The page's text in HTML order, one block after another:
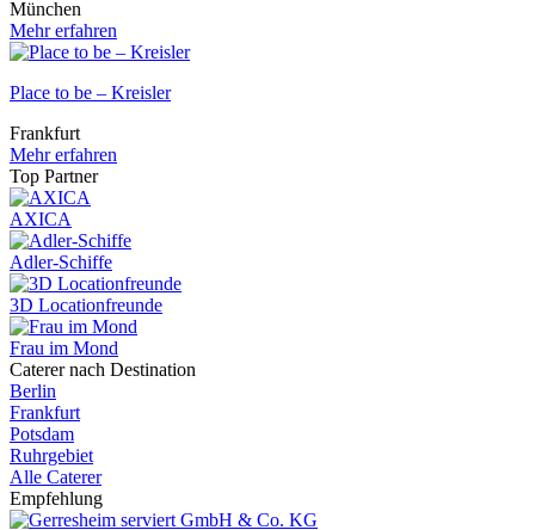
München
Mehr erfahren
Place to be – Kreisler
Frankfurt
Mehr erfahren
Top Partner
AXICA
Adler-Schiffe
3D Locationfreunde
Frau im Mond
Caterer nach Destination
Berlin
Frankfurt
Potsdam
Ruhrgebiet
Alle Caterer
Empfehlung